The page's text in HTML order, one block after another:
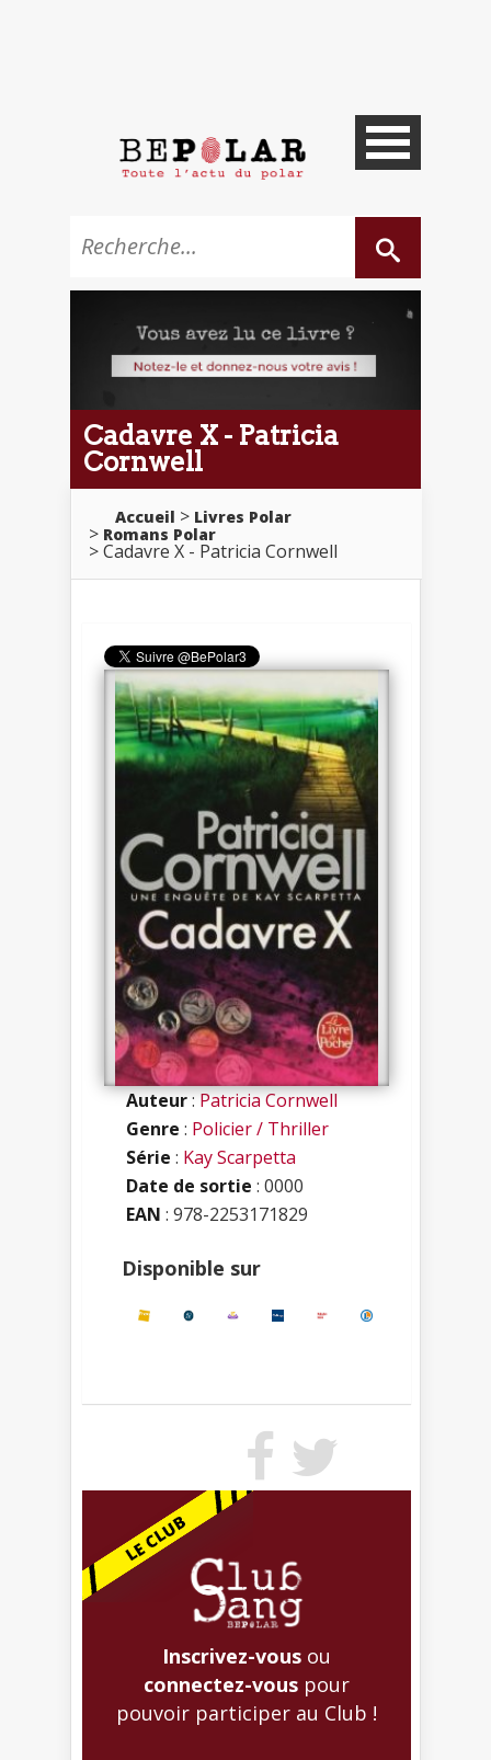
Cadavre X - Patricia
Cornwell
Accueil
Livres Polar
Romans Polar
Cadavre X - Patricia Cornwell
Auteur:Patricia Cornwell
Genre : Policier / Thriller
Série : Kay Scarpetta
Date de sortie : 0000
EAN : 978-2253171829
Disponible sur
Inscrivez-vous ou
connectez-vous pour
pouvoir participer au Club !